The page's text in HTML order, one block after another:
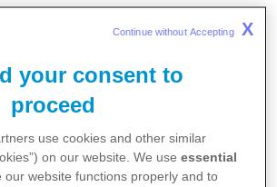
dedicata alle donne con
metastatico
della 27ª edizione della
la manifestazione per la lotta
your consent to
proceed
use cookies and other similar
on our website. We useessential
our website functions properly and to
Continue without Accepting X